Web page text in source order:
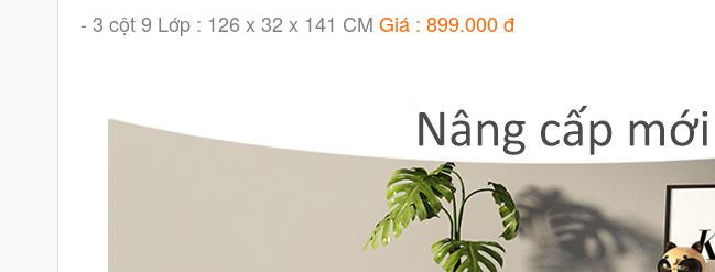
- 3 cột 9 Lớp : 126 x 32 x 141 CM Giá : 899.000 đ